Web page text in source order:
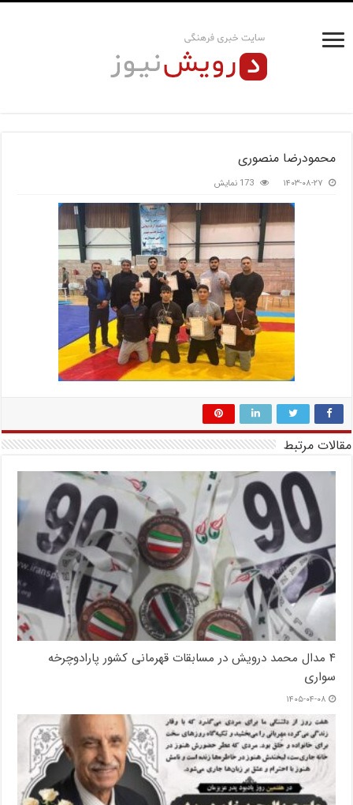
محمودرضا منصوری
۱۴۰۳-۰۸-۲۷ 173 نمایش
مقالات مرتبط
۴ مدال محمد درویش در مسابقات قهرمانی کشور پارادوچرخه
سواری
۱۴۰۵-۰۴-۰۸